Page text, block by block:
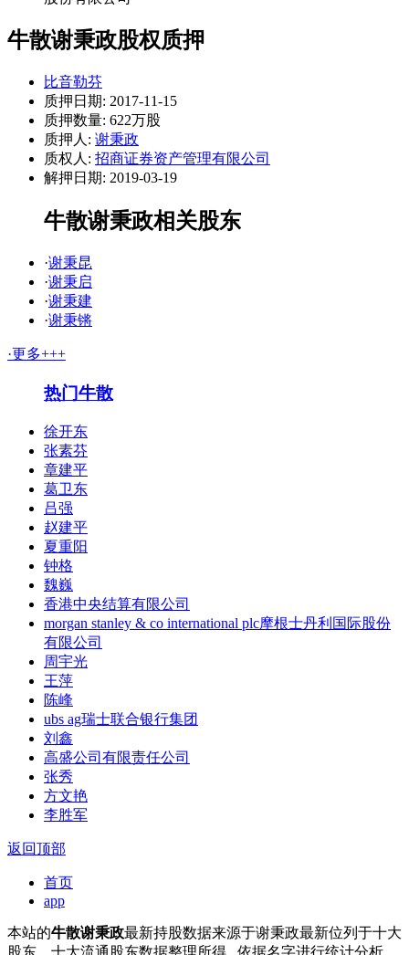
牛散谢秉政股权质押
比音勒芬
质押日期: 2017-11-15
质押数量: 622万股
质押人: 谢秉政
质权人: 招商证券资产管理有限公司
解押日期: 2019-03-19
牛散谢秉政相关股东
·谢秉昆
·谢秉启
·谢秉建
·谢秉锵
·更多+++
热门牛散
徐开东
张素芬
章建平
葛卫东
吕强
赵建平
夏重阳
钟格
魏巍
香港中央结算有限公司
morgan stanley & co international plc摩根士丹利国际股份
有限公司
周宇光
王萍
陈峰
ubs ag瑞士联合银行集团
刘鑫
高盛公司有限责任公司
张秀
方文艳
李胜军
返回顶部
首页
app
本站的牛散谢秉政最新持股数据来源于谢秉政最新位列于十大
股东，十大流通股东数据整理所得 , 依据名字进行统计分析，